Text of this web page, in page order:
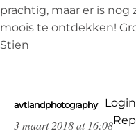
prachtig, maar er is nog
moois te ontdekken!
Stien
avtlandphotography
3 maart 2018 at 16:08